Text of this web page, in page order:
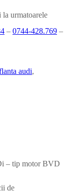
la urmatoarele
– 0744-428.769 –
audi,
– tip motor BVD
de